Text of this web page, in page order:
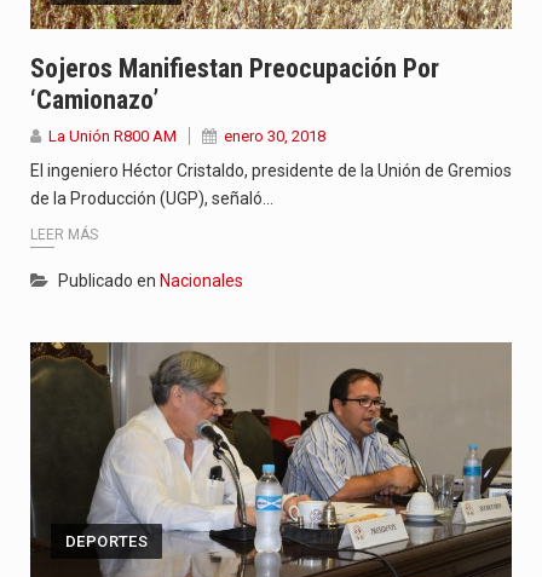
Sojeros Manifiestan Preocupación Por
‘camionazo’
La Unión R800 AM enero 30, 2018
El ingeniero Héctor Cristaldo, presidente de la Unión de Gremios
de la Producción (UGP), señaló…
LEER MÁS
Publicado en Nacionales
DEPORTES